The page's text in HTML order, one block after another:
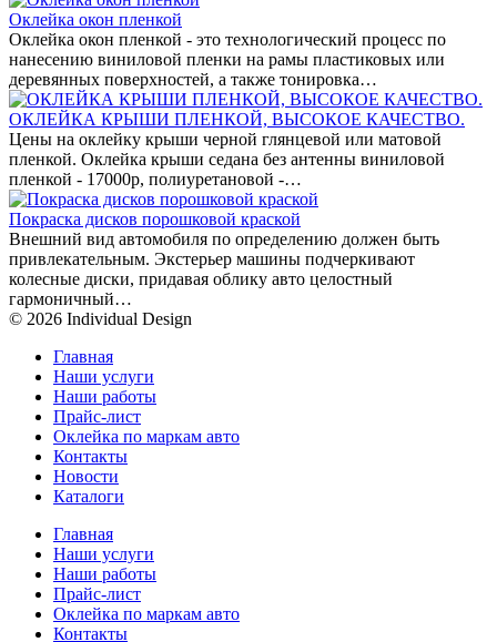
Оклейка окон пленкой
Оклейка окон пленкой - это технологический процесс по
нанесению виниловой пленки на рамы пластиковых или
деревянных поверхностей, а также тонировка…
ОКЛЕЙКА КРЫШИ ПЛЕНКОЙ, ВЫСОКОЕ КАЧЕСТВО.
Цены на оклейку крыши черной глянцевой или матовой
пленкой. Оклейка крыши седана без антенны виниловой
пленкой - 17000р, полиуретановой -…
Покраска дисков порошковой краской
Внешний вид автомобиля по определению должен быть
привлекательным. Экстерьер машины подчеркивают
колесные диски, придавая облику авто целостный
гармоничный…
© 2026 Individual Design
Главная
Наши услуги
Наши работы
Прайс-лист
Оклейка по маркам авто
Контакты
Новости
Каталоги
Главная
Наши услуги
Наши работы
Прайс-лист
Оклейка по маркам авто
Контакты